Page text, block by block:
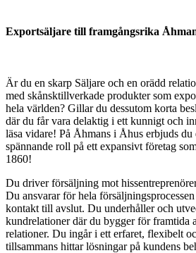
Exportsäljare till framgångsrika
Är du en skarp Säljare och en orädd
med skånsktillverkade produkter som
hela världen? Gillar du dessutom korta
där du får vara delaktig i ett kunnigt och
läsa vidare! På Åhmans i Åhus erbjuds du
spännande roll på ett expansivt företag
1860!
Du driver försäljning mot
Du ansvarar för hela
kontakt till avslut. Du underhåller och
kundrelationer där du bygger för framtida
relationer. Du ingår i ett erfaret, flexibelt
tillsammans hittar lösningar på kundens